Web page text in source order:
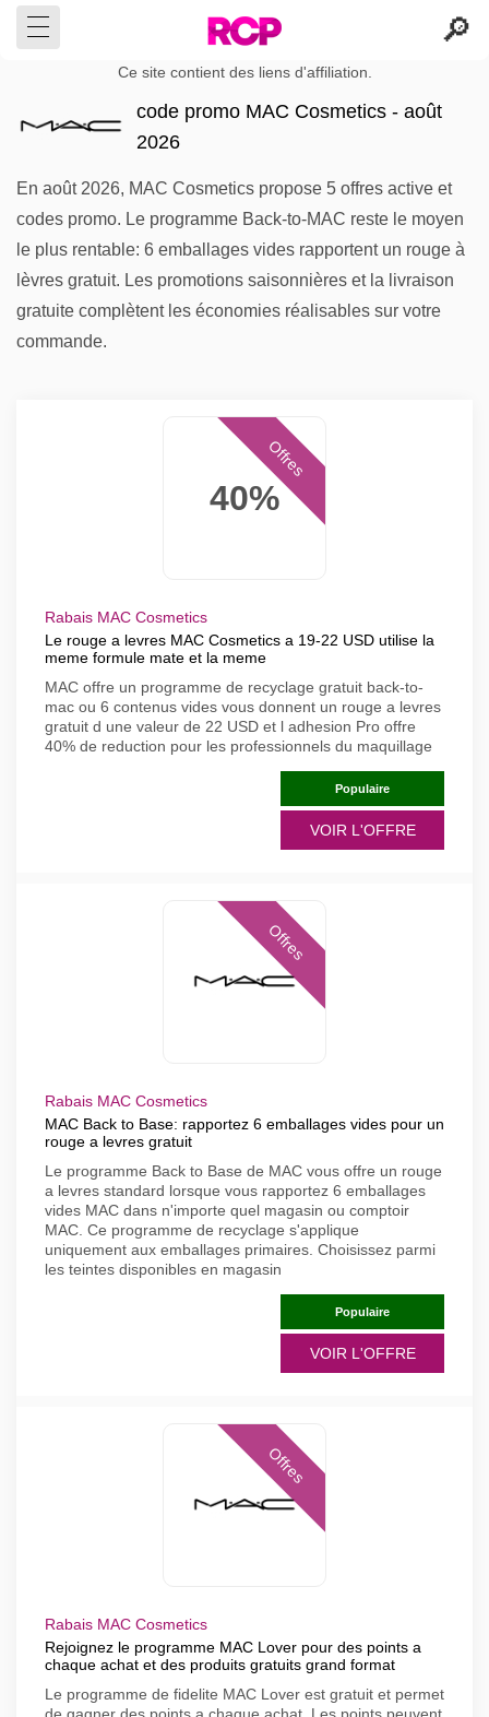
Ce site contient des liens d'affiliation.
code promo MAC Cosmetics - août
2026
En août 2026, MAC Cosmetics propose 5 offres active et
codes promo. Le programme Back-to-MAC reste le moyen
le plus rentable: 6 emballages vides rapportent un rouge à
lèvres gratuit. Les promotions saisonnières et la livraison
gratuite complètent les économies réalisables sur votre
commande.
40%
Offres
Rabais MAC Cosmetics
Le rouge a levres MAC Cosmetics a 19-22 USD utilise la
meme formule mate et la meme
MAC offre un programme de recyclage gratuit back-to-
mac ou 6 contenus vides vous donnent un rouge a levres
gratuit d une valeur de 22 USD et l adhesion Pro offre
40% de reduction pour les professionnels du maquillage
Populaire
VOIR L'OFFRE
Offres
Rabais MAC Cosmetics
MAC Back to Base: rapportez 6 emballages vides pour un
rouge a levres gratuit
Le programme Back to Base de MAC vous offre un rouge
a levres standard lorsque vous rapportez 6 emballages
vides MAC dans n'importe quel magasin ou comptoir
MAC. Ce programme de recyclage s'applique
uniquement aux emballages primaires. Choisissez parmi
les teintes disponibles en magasin
Populaire
VOIR L'OFFRE
Offres
Rabais MAC Cosmetics
Rejoignez le programme MAC Lover pour des points a
chaque achat et des produits gratuits grand format
Le programme de fidelite MAC Lover est gratuit et permet